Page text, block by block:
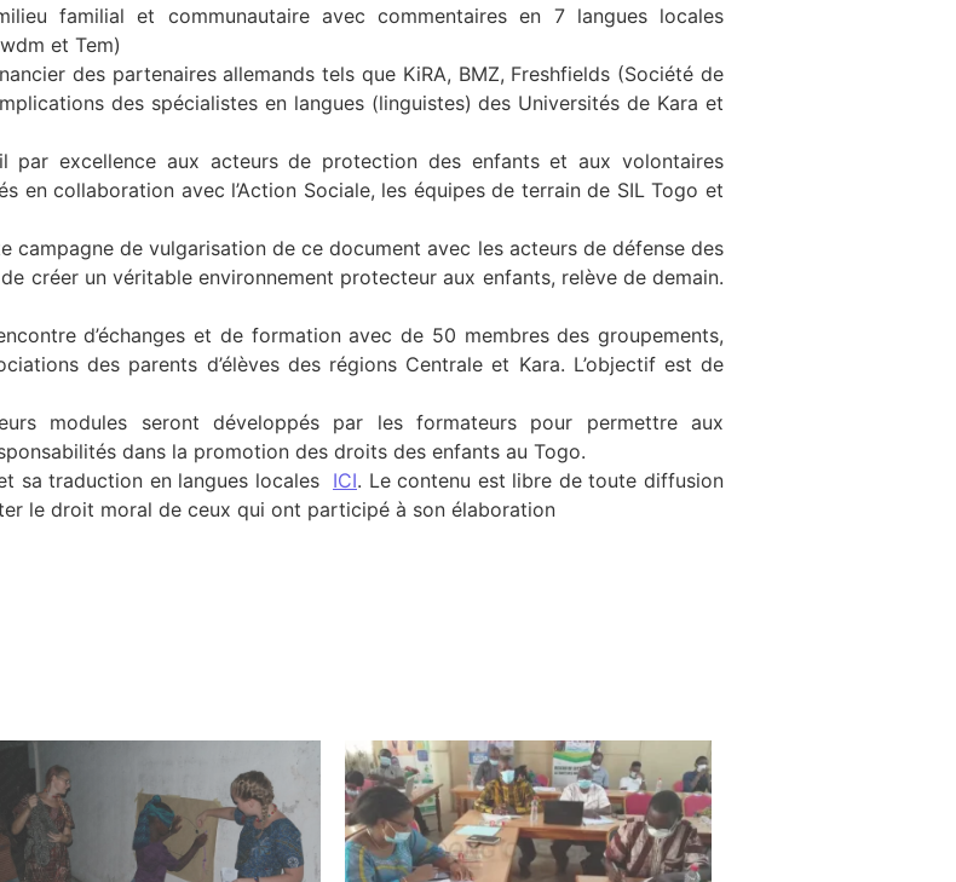
familial et communautaire avec commentaires en 7 langues locales
et Tem)
des partenaires allemands tels que KiRA, BMZ, Freshfields (Société de
des spécialistes en langues (linguistes) des Universités de Kara et
par excellence aux acteurs de protection des enfants et aux volontaires
en collaboration avec l’Action Sociale, les équipes de terrain de SIL Togo et
campagne de vulgarisation de ce document avec les acteurs de défense des
créer un véritable environnement protecteur aux enfants, relève de demain.
d’échanges et de formation avec de 50 membres des groupements,
des parents d’élèves des régions Centrale et Kara. L’objectif est de
modules seront développés par les formateurs pour permettre aux
dans la promotion des droits des enfants au Togo.
sa traduction en langues locales ICI. Le contenu est libre de toute diffusion
le droit moral de ceux qui ont participé à son élaboration